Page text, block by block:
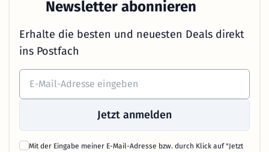
Newsletter abonnieren
Erhalte die besten und neuesten Deals direkt
ins Postfach
Jetzt anmelden
Mit der Eingabe meiner E-Mail-Adresse bzw. durch Klick auf "Jetzt